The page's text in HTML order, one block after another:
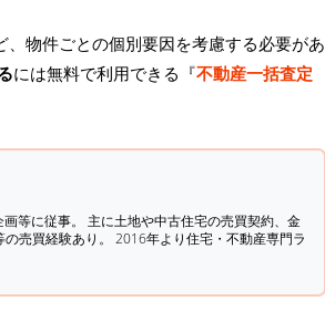
物件ごとの個別要因を考慮する必要があ
には無料で利用できる『不動産一括査定
等に従事。 主に土地や中古住宅の売買契約、金
売買経験あり。 2016年より住宅・不動産専門ラ